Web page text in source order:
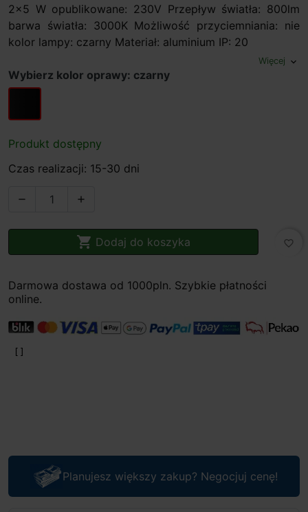
2x5 W opublikowane: 230V Przepływ światła: 800lm
barwa światła: 3000K Możliwość przyciemniania: nie
kolor lampy: czarny Materiał: aluminium IP: 20
Więcej expand_more
Wybierz kolor oprawy: czarny
czarny
Produkt dostępny
Czas realizacji: 15-30 dni
 
 Dodaj do koszyka favorite_border
Darmowa dostawa od 1000pln. Szybkie płatności
online.
Planujesz większy zakup? Negocjuj cenę!